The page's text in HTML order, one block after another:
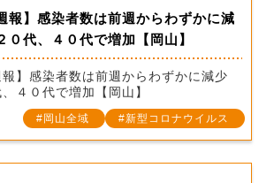
報】感染者数は前週からわずかに減
代、４０代で増加【岡山】
報】感染者数は前週からわずかに減少
４０代で増加【岡山】
岡山全域 新型コロナウイルス